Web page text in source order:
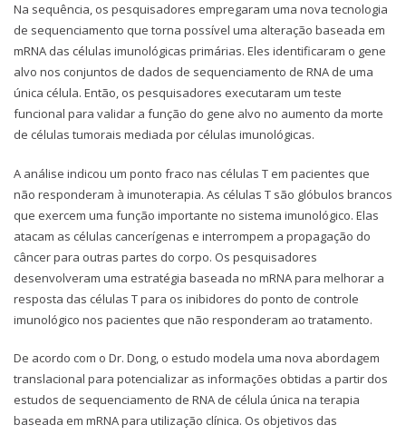
Na sequência, os pesquisadores empregaram uma nova tecnologia
de sequenciamento que torna possível uma alteração baseada em
mRNA das células imunológicas primárias. Eles identificaram o gene
alvo nos conjuntos de dados de sequenciamento de RNA de uma
única célula. Então, os pesquisadores executaram um teste
funcional para validar a função do gene alvo no aumento da morte
de células tumorais mediada por células imunológicas.
A análise indicou um ponto fraco nas células T em pacientes que
não responderam à imunoterapia. As células T são glóbulos brancos
que exercem uma função importante no sistema imunológico. Elas
atacam as células cancerígenas e interrompem a propagação do
câncer para outras partes do corpo. Os pesquisadores
desenvolveram uma estratégia baseada no mRNA para melhorar a
resposta das células T para os inibidores do ponto de controle
imunológico nos pacientes que não responderam ao tratamento.
De acordo com o Dr. Dong, o estudo modela uma nova abordagem
translacional para potencializar as informações obtidas a partir dos
estudos de sequenciamento de RNA de célula única na terapia
baseada em mRNA para utilização clínica. Os objetivos das